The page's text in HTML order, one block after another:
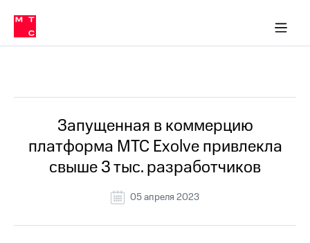
Медиа-центр
и акционерам
Устойчивое развитие
Комплаенс и деловая этика
компании
Карьера
История
компании
Руководство
информация
в МТС
Пресс-
релизы
МТС
о технологиях
Запущенная в коммерцию
платформа МТС Exolve привлекла
свыше 3 тыс. разработчиков
05 апреля 2023